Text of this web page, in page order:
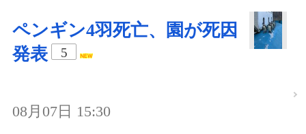
ペンギン4羽死亡、園が死因
発表
5
08月07日 15:30